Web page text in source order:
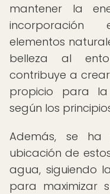
mantener la
elementos
belleza al
contribuye a
propicio para la
según los
Además, se
ubicación de
agua, siguiendo
para maximizar